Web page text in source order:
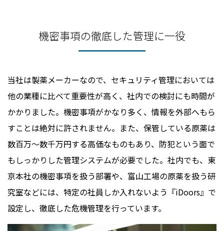
機密事項の徹底した管理に一役
当社は製薬メーカーなので、セキュリティ管理においては
他の業種に比べて重要性が高く、社内での検討にも時間が
かかりました。機密事項がかなり多く、情報を外部へもら
すことは絶対に許されません。また、保管している原薬は
数百万〜数千万円する高価なものもあり、防犯という面で
もしっかりした管理システムが必要でした。社内でも、東
京本社の機密事項を扱う部署や、富山工場の原薬を扱う研
究室などには、特定の社員しか入れないよう『iDoors︎』で
設定し、徹底した危機管理を行っています。